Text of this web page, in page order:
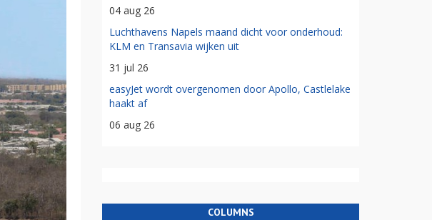
04 aug 26
Luchthavens Napels maand dicht voor onderhoud:
KLM en Transavia wijken uit
31 jul 26
easyJet wordt overgenomen door Apollo, Castlelake
haakt af
06 aug 26
COLUMNS